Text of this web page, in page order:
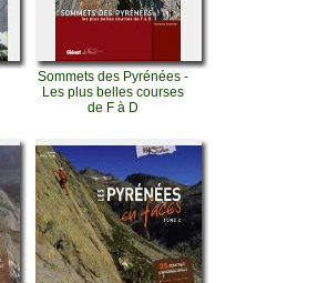
Sommets des Pyrénées -
Les plus belles courses
de F à D